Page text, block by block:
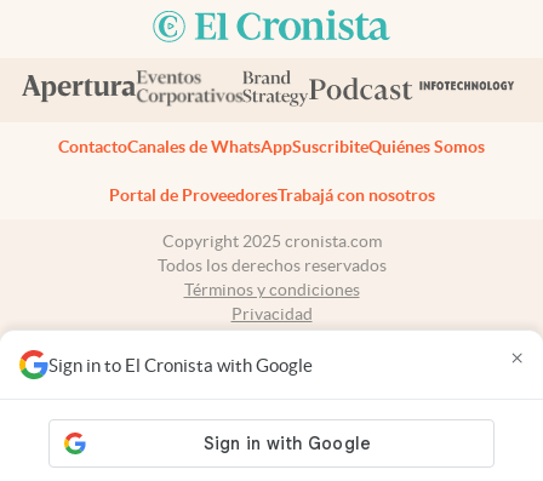
Sign in to El Cronista with Google ×
ContactoCanales de WhatsAppSuscribiteQuiénes Somos
Portal de ProveedoresTrabajá con nosotros
Copyright 2025 cronista.com
Todos los derechos reservados
Términos y condiciones
Privacidad
Tel: +54 11 7078-3270
propiedad intelectual: 56576959